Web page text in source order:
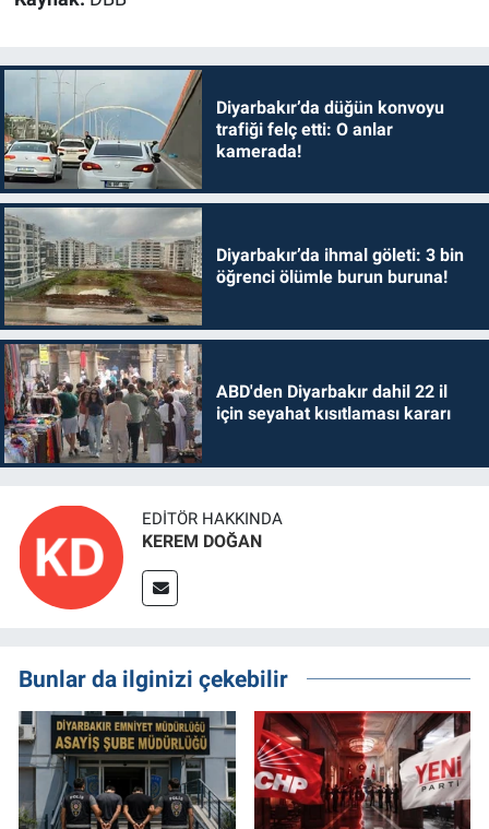
Diyarbakır’da düğün konvoyu
trafiği felç etti: O anlar
kamerada!
Diyarbakır’da ihmal göleti: 3 bin
öğrenci ölümle burun buruna!
ABD'den Diyarbakır dahil 22 il
için seyahat kısıtlaması kararı
EDITÖR HAKKINDA
KEREM DOĞAN
Bunlar da ilginizi çekebilir